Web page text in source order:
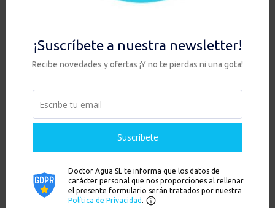
Hay existencias